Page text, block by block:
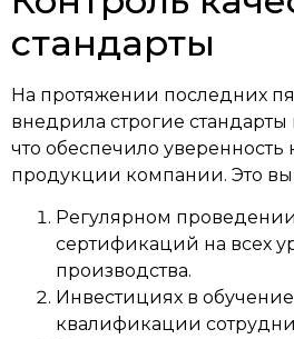
стандарты
На протяжении последних
внедрила строгие стандарты
что обеспечило уверенность
продукции компании. Это
Регулярном
сертификаций на всех
производства.
Инвестициях в
квалификации